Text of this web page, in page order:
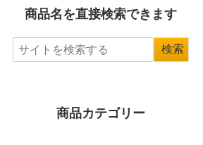
商品名を直接検索できます
商品カテゴリー